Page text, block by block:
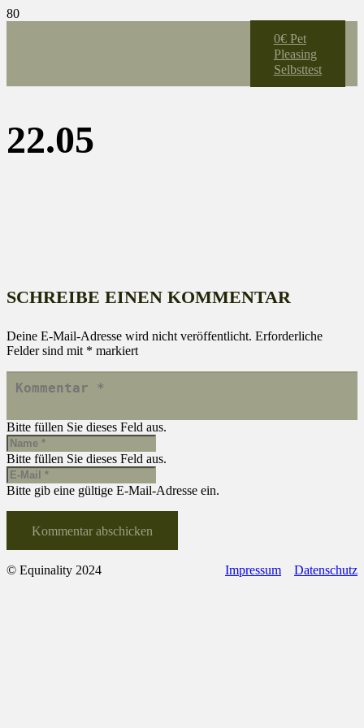
0€ Pet
Pleasing
Selbsttest
22.05
SCHREIBE EINEN KOMMENTAR
Deine E-Mail-Adresse wird nicht veröffentlicht. Erforderliche
Felder sind mit * markiert
Bitte füllen Sie dieses Feld aus.
Bitte füllen Sie dieses Feld aus.
Bitte gib eine gültige E-Mail-Adresse ein.
Kommentar abschicken
© Equinality 2024 Impressum Datenschutz